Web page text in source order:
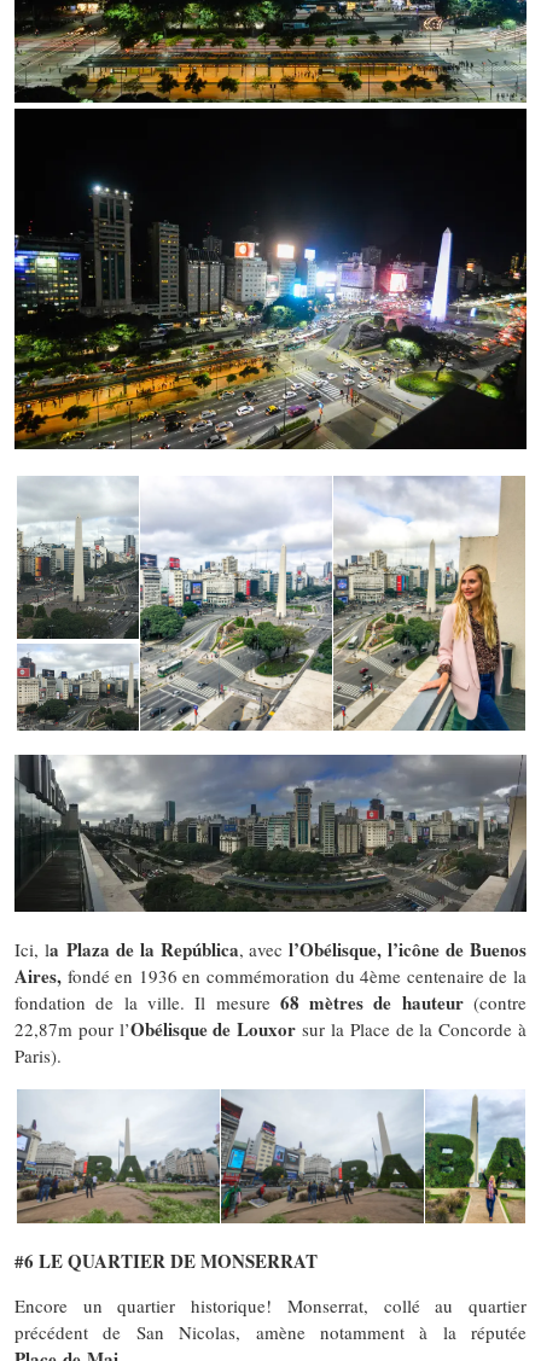
Ici, la Plaza de la República, avec l’Obélisque, l’icône de Buenos
Aires, fondé en 1936 en commémoration du 4ème centenaire de la
fondation de la ville. Il mesure 68 mètres de hauteur(contre
22,87m pour l’Obélisque de Louxor sur la Place de la Concorde à
Paris).
#6 LE QUARTIER DE MONSERRAT
Encore un quartier historique! Monserrat, collé au quartier
précédent de San Nicolas, amène notamment à la réputée